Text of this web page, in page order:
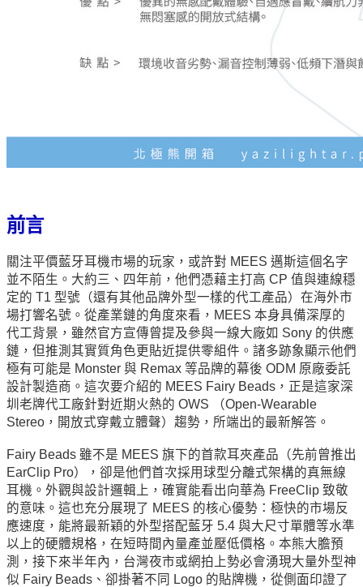
前言
關注平價藍牙耳機市場的玩家，或許對 MEES 邁斯這個名字
並不陌生。大約三、四年前，他們憑藉主打高 CP 值與連線穩
定的 T1 型號（還有其他品牌外型一樣的代工產品）在海外市
場打響名號。從產業鏈的角度來看，MEES 本身具備深厚的
代工背景，雖然官方宣傳曾提及參與一線大廠如 Sony 的供應
鏈，但推測其實質角色更貼近提供零組件。諸多跡象顯示他們
極有可能是 Monster 與 Remax 等品牌的幕後 ODM 原廠委託
設計製造商。這次要介紹的 MEES Fairy Beads，正是這家深
圳老牌代工廠針對近期火熱的 OWS （Open-Wearable
Stereo，開放式穿戴立體聲）趨勢，所端出的最新解答。
Fairy Beads 雖不是 MEES 旗下的首款耳夾產品（先前曾推出
EarClip Pro），卻是他們首次採用球型分離式架構的真無線
耳機。外觀與設計邏輯上，確實能看出向華為 FreeClip 致敬
的意味。這也充分展現了 MEES 的核心優勢：極快的市場反
應速度，能將最新穎的外型搭配藍牙 5.4 與大尺寸單體等水準
以上的硬體規格，在短時間內量產並壓低價格。本熊大膽預
測，接下來半年內，台灣夜市或網拍上勢必會湧現大量外型神
似 Fairy Beads、卻掛著不同 Logo 的貼牌機，從側面印證了